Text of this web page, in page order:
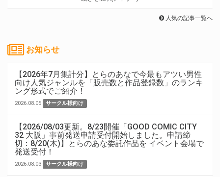
人気の記事一覧へ
お知らせ
【2026年7月集計分】とらのあなで今最もアツい男性
向け人気ジャンルを「販売数と作品登録数」のランキ
ング形式でご紹介！
2026.08.05 サークル様向け
【2026/08/03更新。8/23開催「GOOD COMIC CITY
32 大阪」事前発送申請受付開始しました。申請締
切：8/20(木)】とらのあな委託作品を イベント会場で
発送受付！
2026.08.03 サークル様向け